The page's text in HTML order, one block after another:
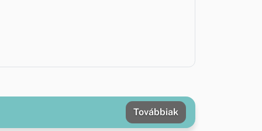
Továbbiak